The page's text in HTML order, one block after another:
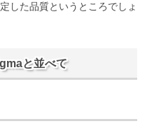
した品質というところでしょ
と並べて